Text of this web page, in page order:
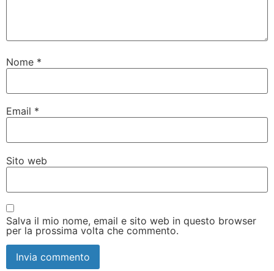
Nome *
Email *
Sito web
Salva il mio nome, email e sito web in questo browser
per la prossima volta che commento.